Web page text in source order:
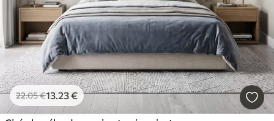
22.05€13 .23€